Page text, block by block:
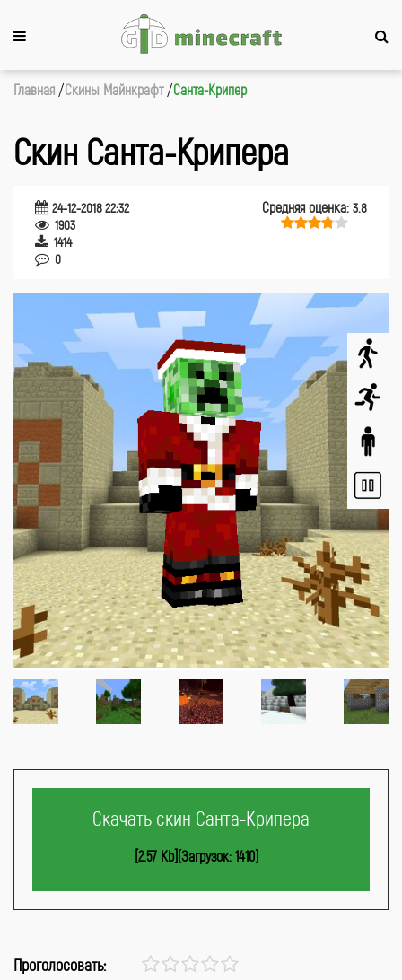
Главная Cкины Майнкрафт Санта-Крипер
Скин Санта-Крипера
24-12-2018 22:32
1903
1414
0
Средняя оценка: 3.8
Скачать скин Санта-Крипера
[2.57 Kb](Загрузок: 1410)
Проголосовать: